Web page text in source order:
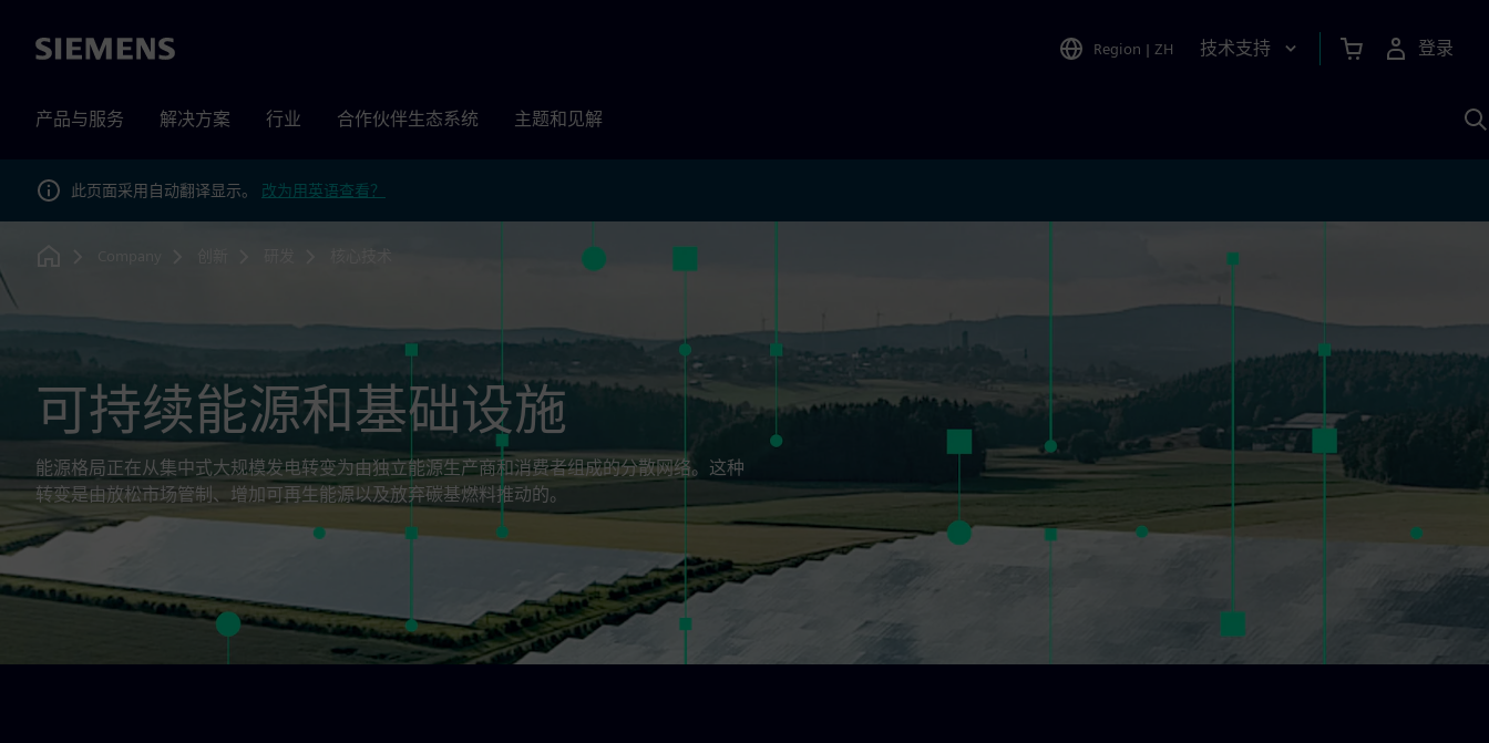
Siemens Region | ZH 技术支持 登录
产品与服务 解决方案 行业 合作伙伴生态系统 主题和见解
此页面采用自动翻译显示。 改为用英语查看？
Home
核心技术
可持续能源和基础设施
能源格局正在从集中式大规模发电转变为由独立能源生产商和消费者组成的分散网络。这种
转变是由放松市场管制、增加可再生能源以及放弃碳基燃料推动的。